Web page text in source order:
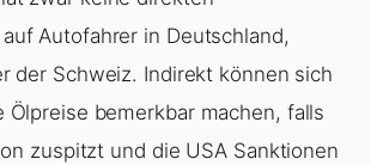
Autofahrer in Deutschland,
der Schweiz. Indirekt können sich
Ölpreise bemerkbar machen, falls
zuspitzt und die USA Sanktionen